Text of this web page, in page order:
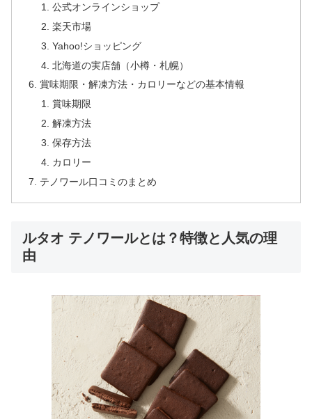
公式オンラインショップ
楽天市場
Yahoo!ショッピング
北海道の実店舗（小樽・札幌）
賞味期限・解凍方法・カロリーなどの基本情報
賞味期限
解凍方法
保存方法
カロリー
テノワール口コミのまとめ
ルタオ テノワールとは？特徴と人気の理
由